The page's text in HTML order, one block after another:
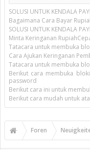
SOLUSI UNTUK KENDALA
Bagaimana Cara Bayar
SOLUSI UNTUK KENDALA
Minta Keringanan
Tatacara untuk membuka
Cara Ajukan Keringanan
Tatacara untuk membuka
Berikut cara membuka
password
Berikut cara ini untuk
Berikut cara mudah untuk
Foren